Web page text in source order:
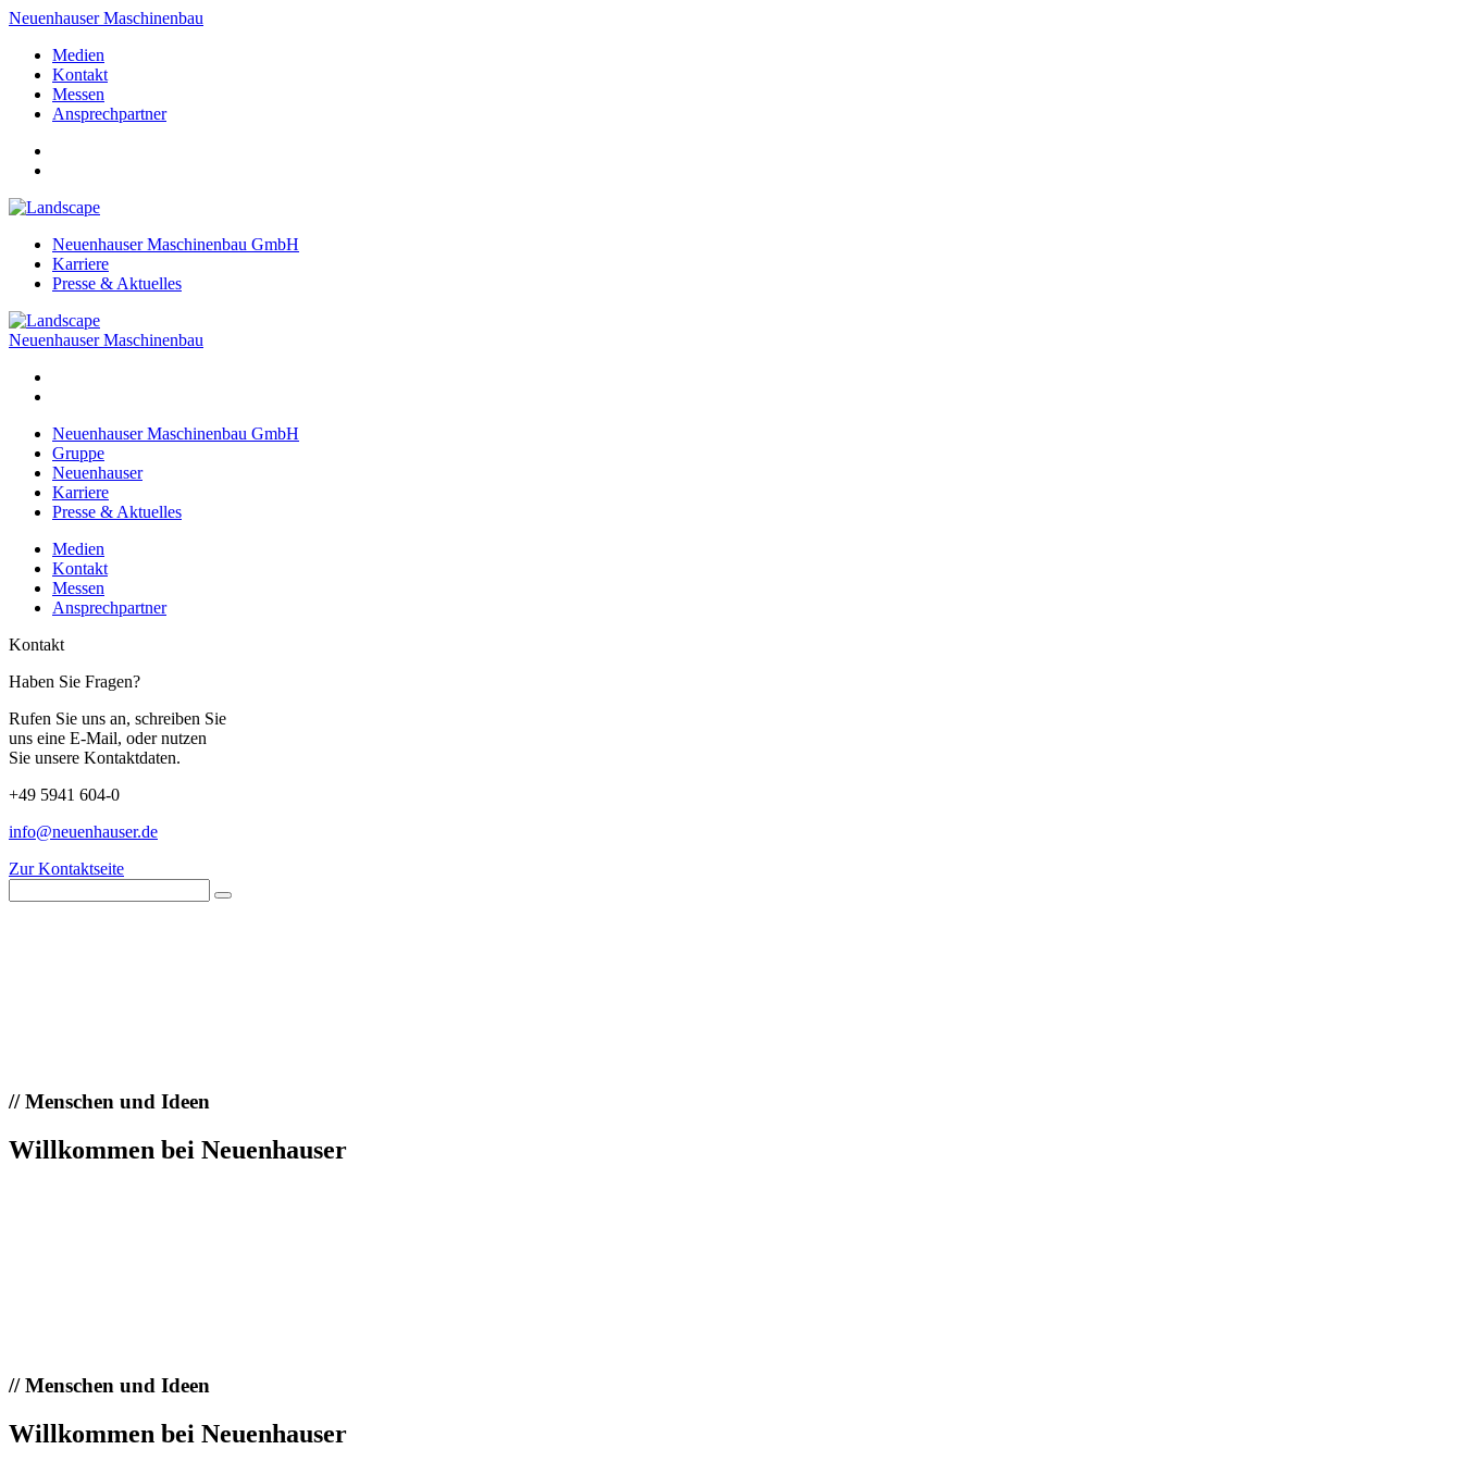
Neuenhauser Maschinenbau
Medien
Kontakt
Messen
Ansprechpartner
Neuenhauser Maschinenbau GmbH
Karriere
Presse & Aktuelles
Neuenhauser Maschinenbau
Neuenhauser Maschinenbau GmbH
Gruppe
Neuenhauser
Karriere
Presse & Aktuelles
Medien
Kontakt
Messen
Ansprechpartner
Kontakt
Haben Sie Fragen?
Rufen Sie uns an, schreiben Sie
uns eine E-Mail, oder nutzen
Sie unsere Kontaktdaten.
+49 5941 604-0
info@neuenhauser.de
Zur Kontaktseite
//Menschen und Ideen
Willkommen bei Neuenhauser
//Menschen und Ideen
Willkommen bei Neuenhauser